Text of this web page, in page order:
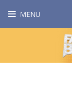
MENU